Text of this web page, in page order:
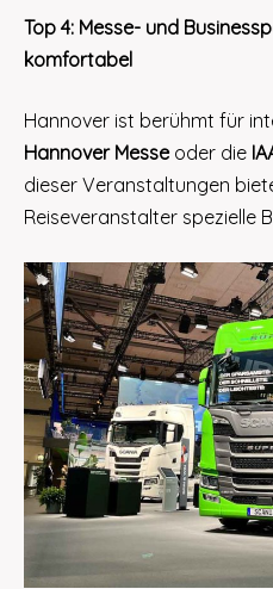
Top 4: Messe- und
komfortabel
Hannover ist berühmt für
Hannover Messeoder die
dieser Veranstaltungen
Reiseveranstalter spezielle